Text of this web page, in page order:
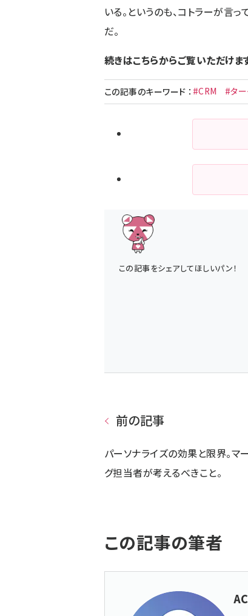
いる。というのも、コトラーが言
だ。
続きはこちらからご覧いただけま
この記事のキーワード ： #CRM #ター
この記事をシェアしてほしいパン！
前の記事
パーソナライズの効果と限界。マ
グ担当者が考えるべきこと。
この記事の筆者